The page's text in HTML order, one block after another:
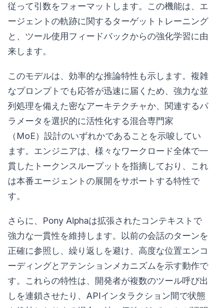
従って引数をフォーマットします。この機能は、エ
ージェントの軌跡に関するターゲットトレーニング
と、ツール使用フィードバックからの強化学習に由
来します。
このモデルは、効率的な推論特性も示します。複雑
なプロンプトでも応答が迅速に届くため、強力な並
列処理を備えた密なアーキテクチャか、関連するパ
ラメータを選択的に活性化する混合専門家
（MoE）設計のいずれかであることを示唆してい
ます。エンジニアは、様々なワークロード全体で一
貫したトークンスループットを指摘しており、これ
は本番エージェントの展開をサポートする特性で
す。
さらに、Pony Alphaは拡張されたコンテキストで
強力な一貫性を維持します。以前の会話のターンを
正確に参照し、繰り返しを避け、高度な位置エンコ
ーディングとアテンションメカニズムを示す動作で
す。これらの特性は、開発者が複数のツール呼び出
しを連鎖させたり、APIインタラクション間で状態